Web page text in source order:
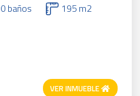
baños
195 m2
VER INMUEBLE